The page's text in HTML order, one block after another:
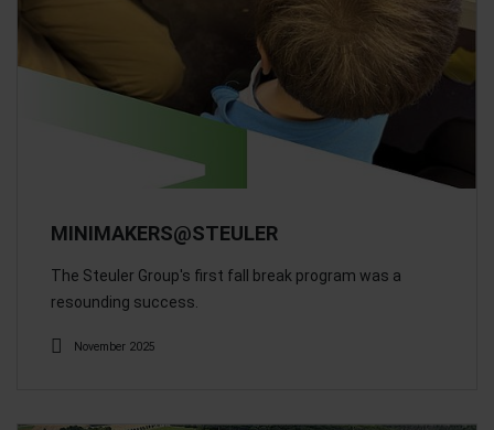
MINIMAKERS@STEULER
The Steuler Group's first fall break program was a
resounding success.
November 2025